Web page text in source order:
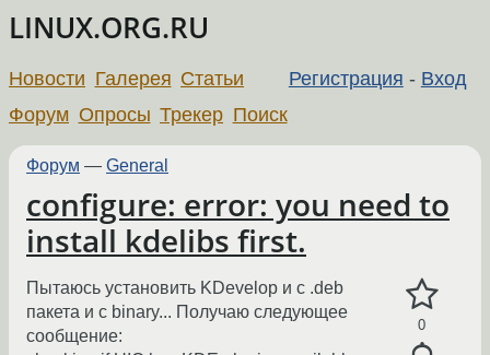
LINUX.ORG.RU
Регистрация - Вход
Новости Галерея Статьи
Форум Опросы Трекер Поиск
Форум — General
configure: error: you need to
install kdelibs first.
0
Пытаюсь установить KDevelop и с .deb
пакета и с binary... Получаю следующее
сообщение: